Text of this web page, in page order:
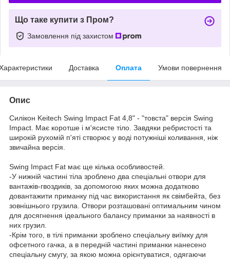
Що таке купити з Пром?
Замовлення під захистом
Доставка Оплата Умови повернення
Опис
Силікон Keitech Swing Impact Fat 4,8" - "товста" версія Swing
Impact. Має коротше і м'ясисте тіло. Завдяки ребристості та
широкій рухомій п'яті створює у воді потужніші коливання, ніж
звичайна версія.
Swing Impact Fat має ще кілька особливостей.
-У нижній частині тіла зроблено два спеціальні отвори для
вантажів-гвоздиків, за допомогою яких можна додатково
довантажити приманку під час використання як свімбейта, без
зовнішнього грузила. Отвори розташовані оптимальним чином
для досягнення ідеального балансу приманки за наявності в
них грузил.
-Крім того, в тілі приманки зроблено спеціальну виїмку для
офсетного гачка, а в передній частині приманки нанесено
спеціальну смугу, за якою можна орієнтуватися, одягаючи